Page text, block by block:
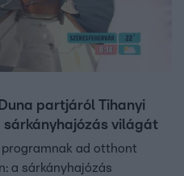
partjáról Tihanyi
sárkányhajózás világát
ad otthont
a sárkányhajózás